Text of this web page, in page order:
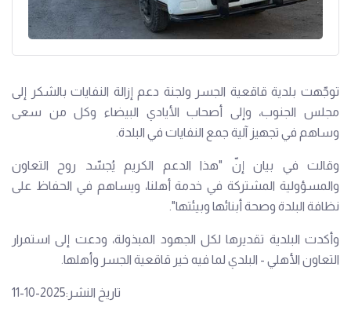
توجّهت بلدية قاقعية الجسر ولجنة دعم إزالة النفايات بالشكر إلى
مجلس الجنوب، وإلى أصحاب الأيادي البيضاء وكل من سعى
وساهم في تجهيز آلية جمع النفايات في البلدة.
وقالت في بيان إنّ "هذا الدعم الكريم يُجسّد روح التعاون
والمسؤولية المشتركة في خدمة أهلنا، ويساهم في الحفاظ على
نظافة البلدة وصحة أبنائها وبيئتها".
وأكدت البلدية تقديرها لكل الجهود المبذولة، ودعت إلى استمرار
التعاون الأهلي - البلدي لما فيه خير قاقعية الجسر وأهلها.
تاريخ النشر:2025-10-11